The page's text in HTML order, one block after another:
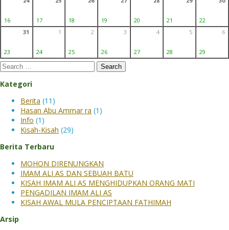
16 17 18 19 20 21
22
31
23
1
24
2
25
3
26
4
27
5
28
6
29
Search
for:
Kategori
Berita (11)
Hasan Abu Ammar ra (1)
Info (1)
Kisah-Kisah (29)
Berita Terbaru
MOHON DIRENUNGKAN
IMAM ALI AS DAN SEBUAH BATU
KISAH IMAM ALI AS MENGHIDUPKAN ORANG MATI
PENGADILAN IMAM ALI AS
KISAH AWAL MULA PENCIPTAAN FATHIMAH
Arsip